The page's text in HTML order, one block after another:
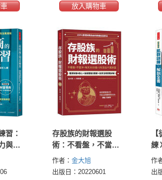
放入購物車
習：
與同
腦聰
更有
存股族的財報選股
術：不看盤，不當
沖，每天30分鐘，5年
滾出千萬財富
作者： 金大旭
出版日：20220601
練
訓
解
作
斯
出